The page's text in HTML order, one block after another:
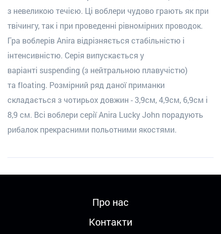
з невеликою течією. Ці воблери чудово грають як при
твічингу, так і при проведенні рівномірних проводок.
Гра воблерівAnira відрізняється стабільністю і
інтенсивністю. Серія випускається у
варіанті suspending (з нейтральною плавучістю)
та floating. Розмірний ряд даної приманки
складається з чотирьох довжин - 3,9см, 4,9см, 6,9см і
8,9 см. Всі воблери серіїAnira LuckyJohn порадують
рибалок прекрасними польотними якостями.
Про нас
Контакти